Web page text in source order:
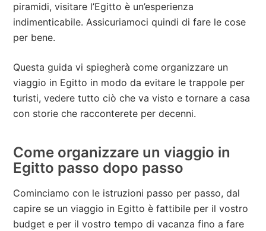
piramidi, visitare l’Egitto è un’esperienza
indimenticabile. Assicuriamoci quindi di fare le cose
per bene.
Questa guida vi spiegherà come organizzare un
viaggio in Egitto in modo da evitare le trappole per
turisti, vedere tutto ciò che va visto e tornare a casa
con storie che racconterete per decenni.
Come organizzare un viaggio in
Egitto passo dopo passo
Cominciamo con le istruzioni passo per passo, dal
capire se un viaggio in Egitto è fattibile per il vostro
budget e per il vostro tempo di vacanza fino a fare